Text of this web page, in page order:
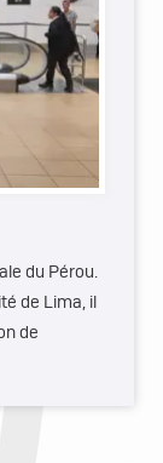
du Pérou.
de Lima, il
de